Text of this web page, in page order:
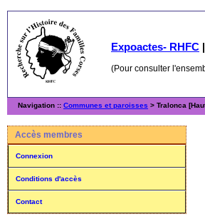
Expoactes- RHFC
(Pour consulter
Navigation :: Communes et paroisses > Tralonca
Accès membres
Connexion
Conditions d'accès
Contact